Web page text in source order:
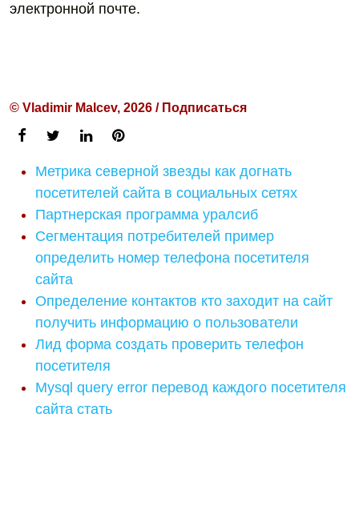
электронной почте.
© Vladimir Malcev, 2026 / Подписаться
Метрика северной звезды как догнать
посетителей сайта в социальных сетях
Партнерская программа уралсиб
Сегментация потребителей пример
определить номер телефона посетителя
сайта
Определение контактов кто заходит на сайт
получить информацию о пользователи
Лид форма создать проверить телефон
посетителя
Mysql query error перевод каждого посетителя
сайта стать